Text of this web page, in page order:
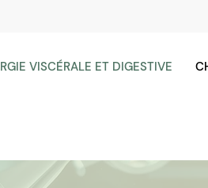
VISCÉRALE ET DIGESTIVE